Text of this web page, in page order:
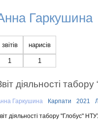
Гаркушина
звітів
1
нарисів
1
діяльності
Гаркушина Карпати 2021
діяльності табору "Глобус"